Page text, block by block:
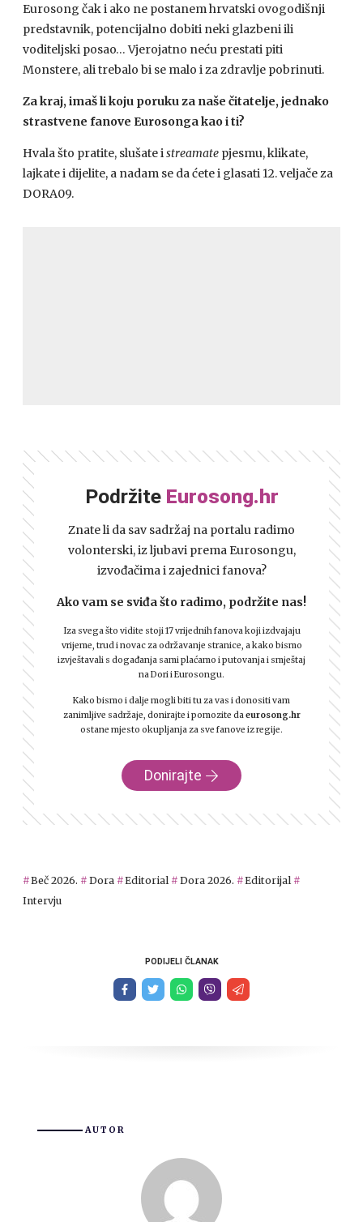
Eurosong čak i ako ne postanem hrvatski ovogodišnji
predstavnik, potencijalno dobiti neki glazbeni ili
voditeljski posao… Vjerojatno neću prestati piti
Monstere, ali trebalo bi se malo i za zdravlje pobrinuti.
Za kraj, imaš li koju poruku za naše čitatelje, jednako
strastvene fanove Eurosonga kao i ti?
Hvala što pratite, slušate istreamate pjesmu, klikate,
lajkate i dijelite, a nadam se da ćete i glasati 12. veljače za
DORA09.
Podržite Eurosong.hr
Znate li da sav sadržaj na portalu radimo
volonterski, iz ljubavi prema Eurosongu,
izvođačima i zajednici fanova?
Ako vam se sviđa što radimo, podržite nas!
Iza svega što vidite stoji 17 vrijednih fanova koji izdvajaju
vrijeme, trud i novac za održavanje stranice, a kako bismo
izvještavali s događanja sami plaćamo i putovanja i smještaj
na Dori i Eurosongu.
Kako bismo i dalje mogli biti tu za vas i donositi vam
zanimljive sadržaje, donirajte i pomozite daeurosong.hr
ostane mjesto okupljanja za sve fanove iz regije.
Donirajte
Beč 2026. Dora Editorial Dora 2026.
Editorijal
Intervju
PODIJELI ČLANAK
AUTOR